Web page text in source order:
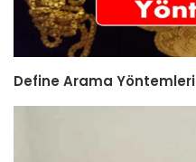
Define Arama Yöntemleri